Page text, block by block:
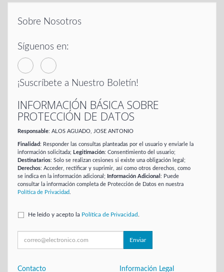
Sobre Nosotros
Síguenos en:
¡Suscríbete a Nuestro Boletín!
INFORMACIÓN BÁSICA SOBRE
PROTECCIÓN DE DATOS
Responsable: ALOS AGUADO, JOSE ANTONIO
Finalidad: Responder las consultas planteadas por el usuario y enviarle la
información solicitada; Legitimación: Consentimiento del usuario;
Destinatarios: Solo se realizan cesiones si existe una obligación legal;
Derechos: Acceder, rectificar y suprimir, así como otros derechos, como
se indica en la información adicional;
Información Adicional : Puede
consultar la información completa de Protección de Datos en nuestra
Política de Privacidad
He leído y acepto la Política de Privacidad
Enviar
Contacto Información Legal